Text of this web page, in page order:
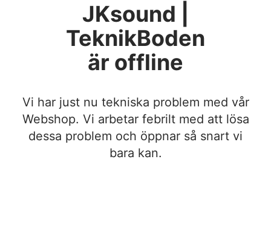
JKsound |
TeknikBoden
är offline
Vi har just nu tekniska problem med vår
Webshop. Vi arbetar febrilt med att lösa
dessa problem och öppnar så snart vi
bara kan.